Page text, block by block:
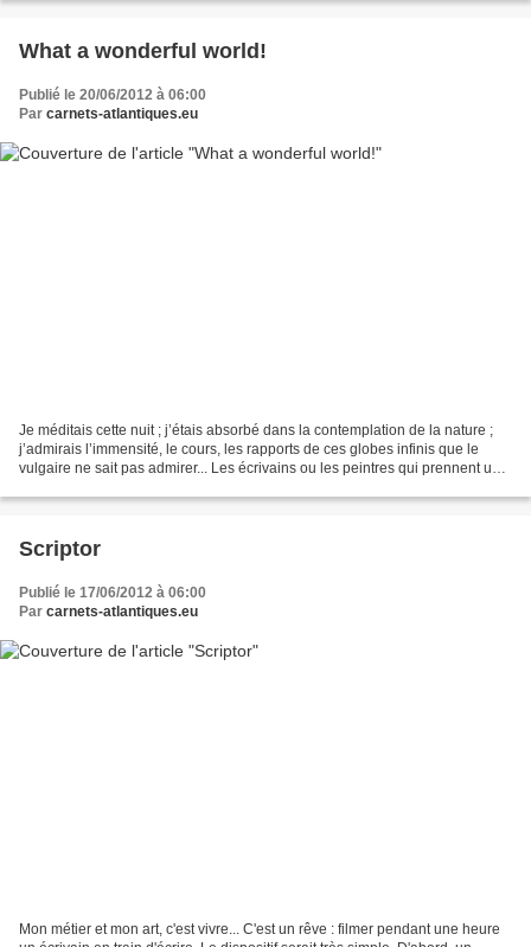
What a wonderful world!
Publié le 20/06/2012 à 06:00
Par carnets-atlantiques.eu
Je méditais cette nuit ; j’étais absorbé dans la contemplation de la nature ;
j’admirais l’immensité, le cours, les rapports de ces globes infinis que le
vulgaire ne sait pas admirer... Les écrivains ou les peintres qui prennent un
Scriptor
Publié le 17/06/2012 à 06:00
Par carnets-atlantiques.eu
Mon métier et mon art, c'est vivre... C'est un rêve : filmer pendant une heure